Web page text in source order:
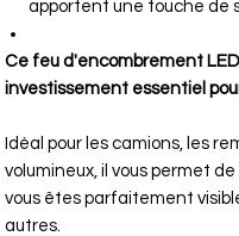
apportent une touche de
Ce feu d'encombrement
investissement essentiel
Idéal pour les camions, les
volumineux, il vous permet
vous êtes parfaitement
autres.